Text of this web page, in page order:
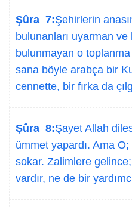
Şûra 7:Şehirlerin
bulunanları uyarman
bulunmayan o
sana böyle arabça bir
cennette, bir fırka da
Şûra 8:Şayet Allah
ümmet yapardı. Ama
sokar. Zalimlere
vardır, ne de bir